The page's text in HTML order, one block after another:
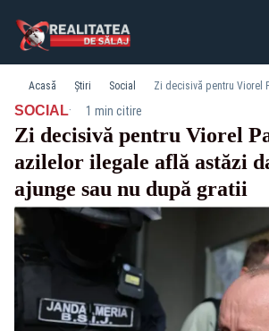
Acasă Știri Social
SOCIAL· 1 min citire
Zi decisivă pentru Viorel
azilelor ilegale află astăzi
ajunge sau nu după gratii